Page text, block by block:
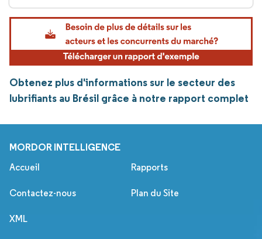
Obtenez plus d'informations sur le secteur des
lubrifiants au Brésil grâce à notre rapport complet
MORDOR INTELLIGENCE
Accueil Rapports
Contactez-nous Plan du Site
XML